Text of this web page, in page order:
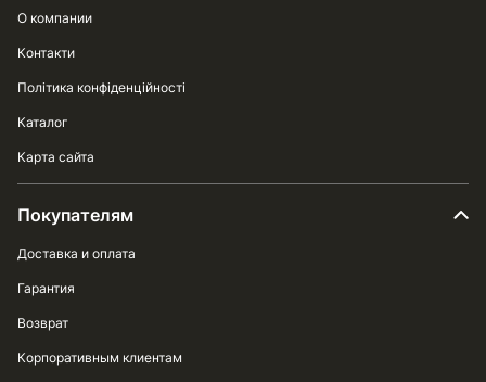
О компании
Контакти
Політика конфіденційності
Каталог
Карта сайта
Покупателям
Доставка и оплата
Гарантия
Возврат
Корпоративным клиентам